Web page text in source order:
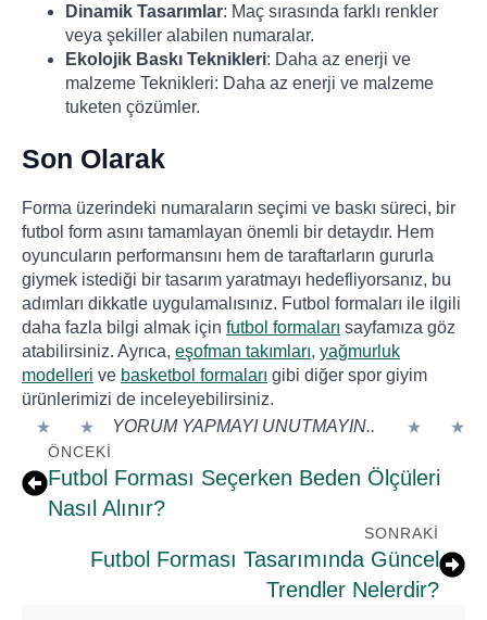
Dinamik Tasarımlar: Maç sırasında farklı renkler
veya şekiller alabilen numaralar.
Ekolojik Baskı Teknikleri: Daha az enerji ve
malzeme Teknikleri: Daha az enerji ve malzeme
tuketen çözümler.
Son Olarak
Forma üzerindeki numaraların seçimi ve baskı süreci, bir
futbol form asını tamamlayan önemli bir detaydır. Hem
oyuncuların performansını hem de taraftarların gururla
giymek istediği bir tasarım yaratmayı hedefliyorsanız, bu
adımları dikkatle uygulamalısınız. Futbol formaları ile ilgili
daha fazla bilgi almak için futbol formaları sayfamıza göz
atabilirsiniz. Ayrıca, eşofman takımları, yağmurluk
modelleri ve basketbol formaları gibi diğer spor giyim
ürünlerimizi de inceleyebilirsiniz.
YORUM YAPMAYI UNUTMAYIN..
ÖNCEKI
Futbol Forması Seçerken Beden Ölçüleri
Nasıl Alınır?
SONRAKI
Futbol Forması Tasarımında Güncel
Trendler Nelerdir?